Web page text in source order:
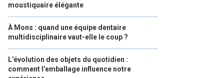
moustiquaire élégante
À Mons : quand une équipe dentaire
multidisciplinaire vaut-elle le coup ?
L’évolution des objets du quotidien :
comment l’emballage influence notre